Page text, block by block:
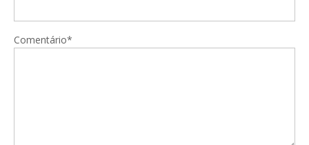
Comentário*